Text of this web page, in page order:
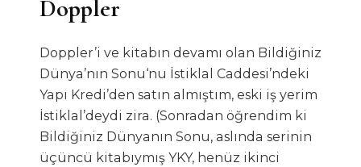
Doppler
Doppler’i ve kitabın devamı olan Bildiğiniz
Dünya’nın Sonu‘nu İstiklal Caddesi’ndeki
Yapı Kredi’den satın almıştım, eski iş yerim
İstiklal’deydi zira. (Sonradan öğrendim ki
Bildiğiniz Dünyanın Sonu, aslında serinin
üçüncü kitabıymış YKY, henüz ikinci